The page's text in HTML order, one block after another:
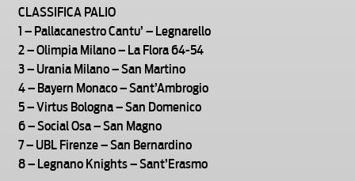
CLASSIFICA PALIO
1 – Pallacanestro Cantu’ – Legnarello
2 – Olimpia Milano – La Flora 64-54
3 – Urania Milano – San Martino
4 – Bayern Monaco – Sant’Ambrogio
5 – Virtus Bologna – San Domenico
6 – Social Osa – San Magno
7 – UBL Firenze – San Bernardino
8 – Legnano Knights – Sant’Erasmo